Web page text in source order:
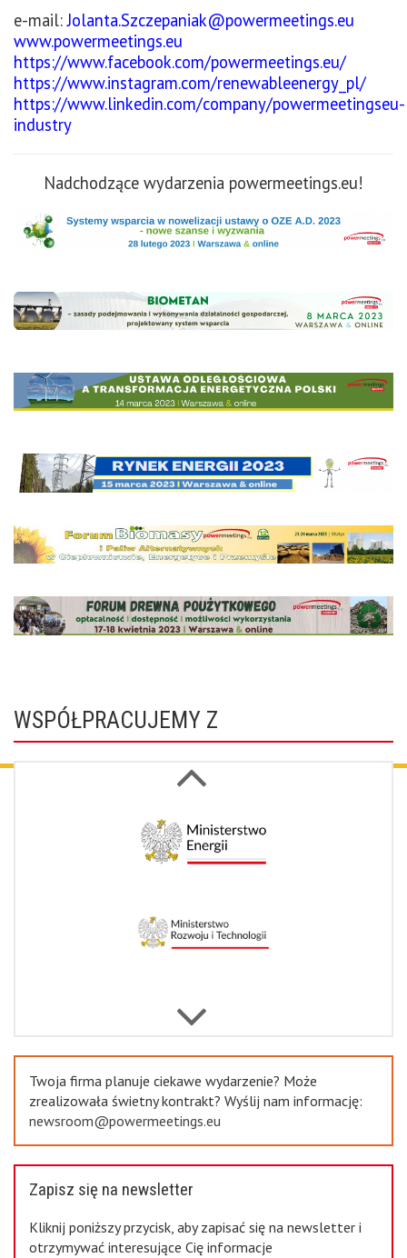
e-mail:Jolanta.Szczepaniak@powermeetings.eu
www.powermeetings.eu
https://www.facebook.com/powermeetings.eu/
https://www.instagram.com/renewableenergy_pl/
https://www.linkedin.com/company/powermeetingseu-
industry
Nadchodzące wydarzenia powermeetings.eu!
WSPÓŁPRACUJEMY Z
Twoja firma planuje ciekawe wydarzenie? Może
zrealizowała świetny kontrakt? Wyślij nam informację:
newsroom@powermeetings.eu
Zapisz się na newsletter
Kliknij poniższy przycisk, aby zapisać się na newsletter i
otrzymywać interesujące Cię informacje